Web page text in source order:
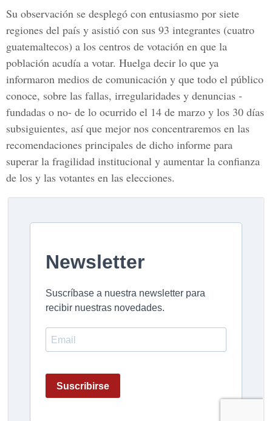
Su observación se desplegó con entusiasmo por siete
regiones del país y asistió con sus 93 integrantes (cuatro
guatemaltecos) a los centros de votación en que la
población acudía a votar. Huelga decir lo que ya
informaron medios de comunicación y que todo el público
conoce, sobre las fallas, irregularidades y denuncias -
fundadas o no- de lo ocurrido el 14 de marzo y los 30 días
subsiguientes, así que mejor nos concentraremos en las
recomendaciones principales de dicho informe para
superar la fragilidad institucional y aumentar la confianza
de los y las votantes en las elecciones.